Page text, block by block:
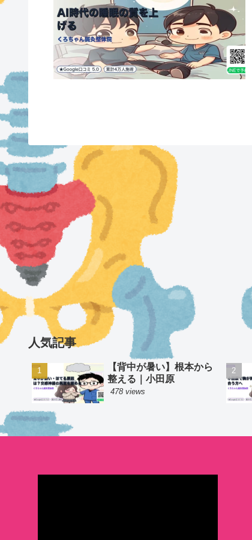
人気記事
【背中が暑い】根本から
整える｜小田原
478 views